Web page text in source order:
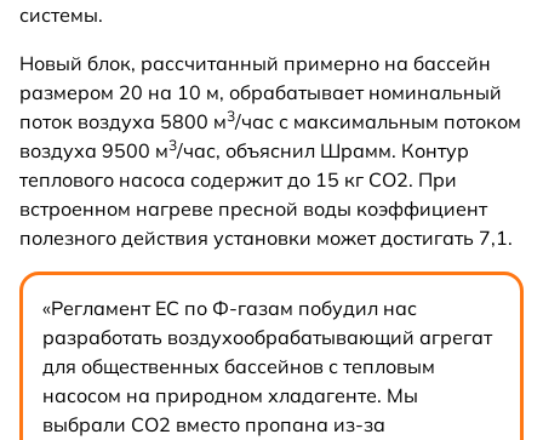
системы.
Новый блок, рассчитанный примерно на бассейн
размером 20 на 10 м, обрабатывает номинальный
поток воздуха 5800 м3/час с максимальным потоком
воздуха 9500 м3/час, объяснил Шрамм. Контур
теплового насоса содержит до 15 кг CO2. При
встроенном нагреве пресной воды коэффициент
полезного действия установки может достигать 7,1.
«Регламент ЕС по Ф-газам побудил нас
разработать воздухообрабатывающий агрегат
для общественных бассейнов с тепловым
насосом на природном хладагенте. Мы
выбрали CO2 вместо пропана из-за